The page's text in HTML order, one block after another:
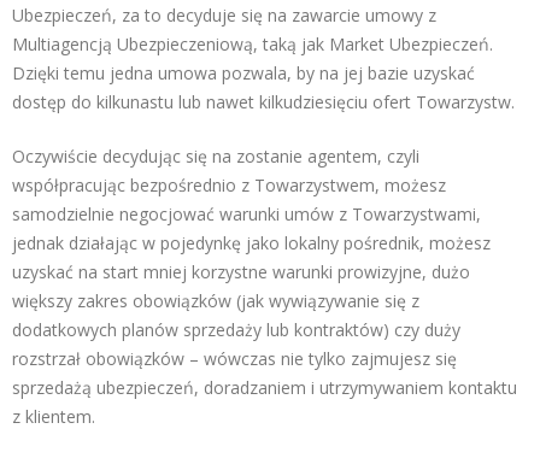
Ubezpieczeń, za to decyduje się na zawarcie umowy z
Multiagencją Ubezpieczeniową, taką jak Market Ubezpieczeń.
Dzięki temu jedna umowa pozwala, by na jej bazie uzyskać
dostęp do kilkunastu lub nawet kilkudziesięciu ofert Towarzystw.
Oczywiście decydując się na zostanie agentem, czyli
współpracując bezpośrednio z Towarzystwem, możesz
samodzielnie negocjować warunki umów z Towarzystwami,
jednak działając w pojedynkę jako lokalny pośrednik, możesz
uzyskać na start mniej korzystne warunki prowizyjne, dużo
większy zakres obowiązków (jak wywiązywanie się z
dodatkowych planów sprzedaży lub kontraktów) czy duży
rozstrzał obowiązków – wówczas nie tylko zajmujesz się
sprzedażą ubezpieczeń, doradzaniem i utrzymywaniem kontaktu
z klientem.